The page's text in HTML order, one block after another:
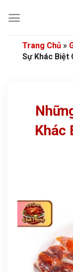
qua
Trang Chủ »
Sự Khác Biệt
Khác